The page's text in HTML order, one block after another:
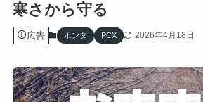
寒さから守る
広告 ホンダ PCX 2026年4月18日